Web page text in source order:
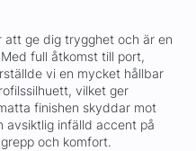
att ge dig trygghet och är en
full åtkomst till port,
vi en mycket hållbar
vilket ger
finishen skyddar mot
avsiktlig infälld accent på
och komfort.